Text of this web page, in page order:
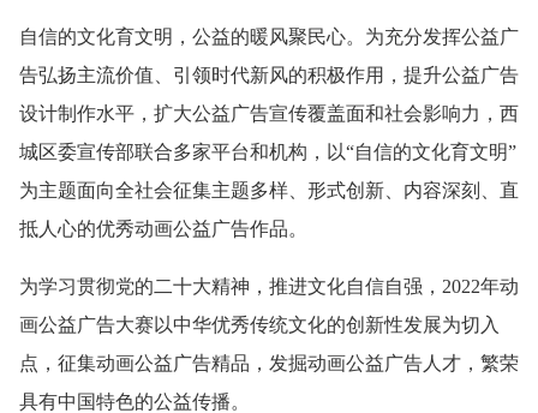
自信的文化育文明，公益的暖风聚民心。为充分发挥公益广
告弘扬主流价值、引领时代新风的积极作用，提升公益广告
设计制作水平，扩大公益广告宣传覆盖面和社会影响力，西
城区委宣传部联合多家平台和机构，以“自信的文化育文明”
为主题面向全社会征集主题多样、形式创新、内容深刻、直
抵人心的优秀动画公益广告作品。
为学习贯彻党的二十大精神，推进文化自信自强，2022年动
画公益广告大赛以中华优秀传统文化的创新性发展为切入
点，征集动画公益广告精品，发掘动画公益广告人才，繁荣
具有中国特色的公益传播。